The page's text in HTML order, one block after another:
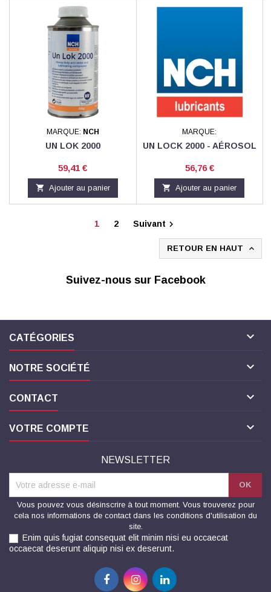
MARQUE: NCH
UN LOK 2000
Prix
59,41 €
 Ajouter au panier
MARQUE:
UN LOCK 2000 - AÉROSOL
Prix
56,76 €
 Ajouter au panier
1 2 Suivant 
RETOUR EN HAUT 
Suivez-nous sur Facebook
CATÉGORIES 
NOTRE SOCIÉTÉ 
CONTACT 
VOTRE COMPTE 
NEWSLETTER
Vous pouvez vous désinscrire à tout moment. Vous trouverez pour
cela nos informations de contact dans les conditions d'utilisation du
site.
Enim quis fugiat consequat elit minim nisi eu occaecat
occaecat deserunt aliquip nisi ex deserunt.